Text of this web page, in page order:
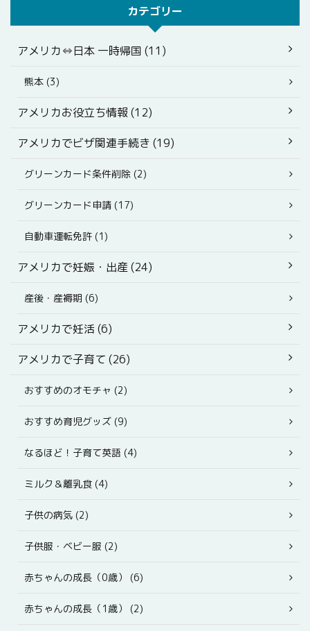
カテゴリー
アメリカ⇔日本 一時帰国 (11)
熊本 (3)
アメリカお役立ち情報 (12)
アメリカでビザ関連手続き (19)
グリーンカード条件削除 (2)
グリーンカード申請 (17)
自動車運転免許 (1)
アメリカで妊娠・出産 (24)
産後・産褥期 (6)
アメリカで妊活 (6)
アメリカで子育て (26)
おすすめのオモチャ (2)
おすすめ育児グッズ (9)
なるほど！子育て英語 (4)
ミルク＆離乳食 (4)
子供の病気 (2)
子供服・ベビー服 (2)
赤ちゃんの成長（0歳） (6)
赤ちゃんの成長（1歳） (2)